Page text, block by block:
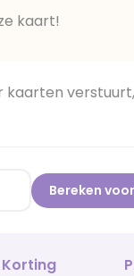
kaart!
kaarten
Bereken
Korting